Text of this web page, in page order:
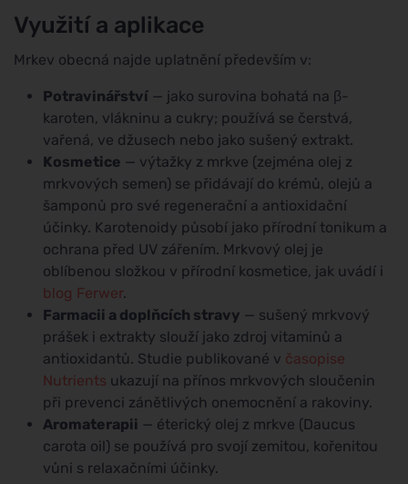
Využití a aplikace
Mrkev obecná najde uplatnění především v:
Potravinářství — jako surovina bohatá na β-
karoten, vlákninu a cukry; používá se čerstvá,
vařená, ve džusech nebo jako sušený extrakt.
Kosmetice — výtažky z mrkve (zejména olej z
mrkvových semen) se přidávají do krémů, olejů a
šamponů pro své regenerační a antioxidační
účinky. Karotenoidy působí jako přírodní tonikum a
ochrana před UV zářením. Mrkvový olej je
oblíbenou složkou v přírodní kosmetice, jak uvádí i
blog Ferwer.
Farmacii a doplňcích stravy — sušený mrkvový
prášek i extrakty slouží jako zdroj vitaminů a
antioxidantů. Studie publikované v časopise
Nutrients ukazují na přínos mrkvových sloučenin
při prevenci zánětlivých onemocnění a rakoviny.
Aromaterapii — éterický olej z mrkve (Daucus
carota oil) se používá pro svojí zemitou, kořenitou
vůni s relaxačními účinky.